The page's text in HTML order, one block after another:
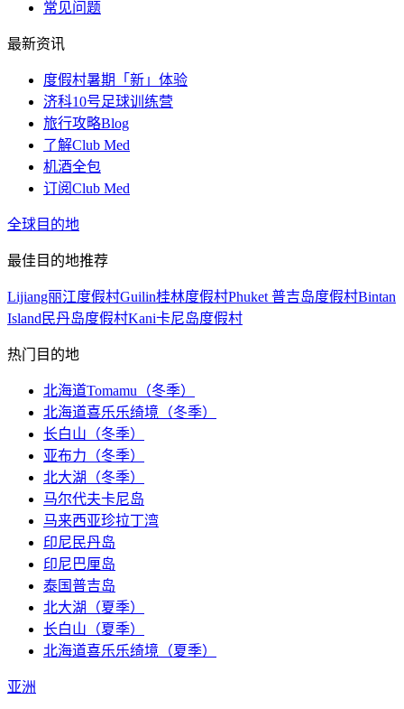
常见问题
最新资讯
度假村暑期「新」体验
济科10号足球训练营
旅行攻略Blog
了解Club Med
机酒全包
订阅Club Med
全球目的地
最佳目的地推荐
Lijiang丽江度假村Guilin桂林度假村Phuket 普吉岛度假村Bintan
Island民丹岛度假村Kani卡尼岛度假村
热门目的地
北海道Tomamu（冬季）
北海道喜乐乐绮境（冬季）
长白山（冬季）
亚布力（冬季）
北大湖（冬季）
马尔代夫卡尼岛
马来西亚珍拉丁湾
印尼民丹岛
印尼巴厘岛
泰国普吉岛
北大湖（夏季）
长白山（夏季）
北海道喜乐乐绮境（夏季）
亚洲